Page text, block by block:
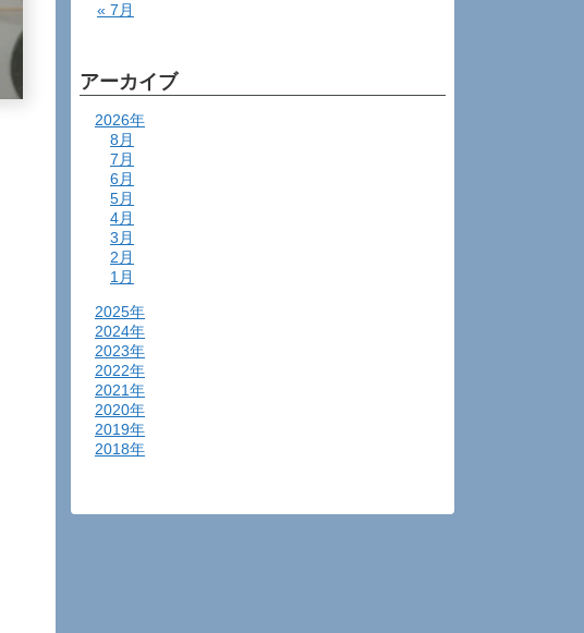
« 7月
アーカイブ
2026年
8月
7月
6月
5月
4月
3月
2月
1月
2025年
2024年
2023年
2022年
2021年
2020年
2019年
2018年